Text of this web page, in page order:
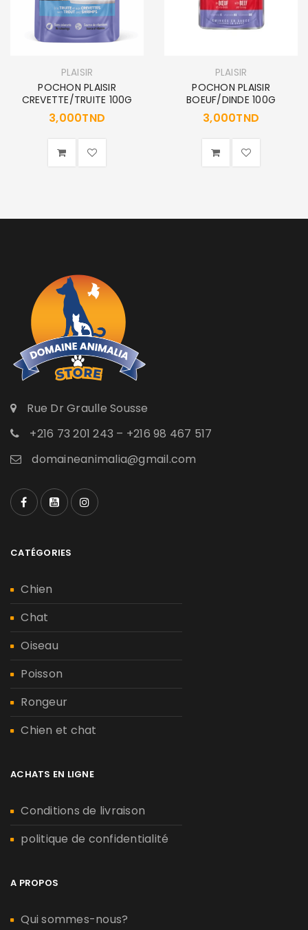
PLAISIR
POCHON PLAISIR
CREVETTE/TRUITE 100G
3,000TND
PLAISIR
POCHON PLAISIR
BOEUF/DINDE 100G
3,000TND
Rue Dr Graulle Sousse
+216 73 201 243 – +216 98 467 517
domaineanimalia@gmail.com
CATÉGORIES
Chien
Chat
Oiseau
Poisson
Rongeur
Chien et chat
ACHATS EN LIGNE
Conditions de livraison
politique de confidentialité
A PROPOS
Qui sommes-nous?